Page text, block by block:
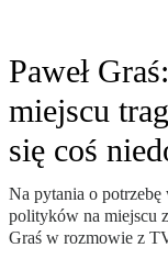
Paweł
miejscu
się coś
Na pytania o potrzebę
polityków na miejscu
Graś w rozmowie z